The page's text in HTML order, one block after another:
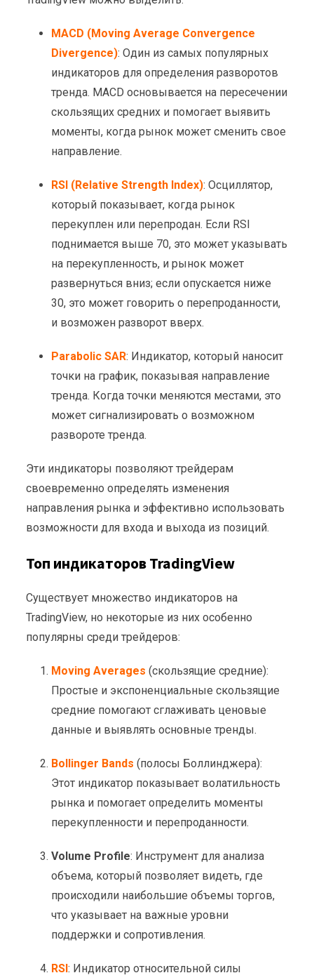
MACD (Moving Average Convergence
Divergence): Один из самых популярных
индикаторов для определения разворотов
тренда. MACD основывается на пересечении
скользящих средних и помогает выявить
моменты, когда рынок может сменить свое
направление.
RSI (Relative Strength Index): Осциллятор,
который показывает, когда рынок
перекуплен или перепродан. Если RSI
поднимается выше 70, это может указывать
на перекупленность, и рынок может
развернуться вниз; если опускается ниже
30, это может говорить о перепроданности,
и возможен разворот вверх.
Parabolic SAR: Индикатор, который наносит
точки на график, показывая направление
тренда. Когда точки меняются местами, это
может сигнализировать о возможном
развороте тренда.
Эти индикаторы позволяют трейдерам
своевременно определять изменения
направления рынка и эффективно использовать
возможности для входа и выхода из позиций.
Топ индикаторов TradingView
Существует множество индикаторов на
TradingView, но некоторые из них особенно
популярны среди трейдеров:
Moving Averages (скользящие средние):
Простые и экспоненциальные скользящие
средние помогают сглаживать ценовые
данные и выявлять основные тренды.
Bollinger Bands (полосы Боллинджера):
Этот индикатор показывает волатильность
рынка и помогает определить моменты
перекупленности и перепроданности.
Volume Profile: Инструмент для анализа
объема, который позволяет видеть, где
происходили наибольшие объемы торгов,
что указывает на важные уровни
поддержки и сопротивления.
RSI: Индикатор относительной силы